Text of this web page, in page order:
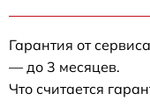
Гарантия от
— до 3 месяцев.
Что считается